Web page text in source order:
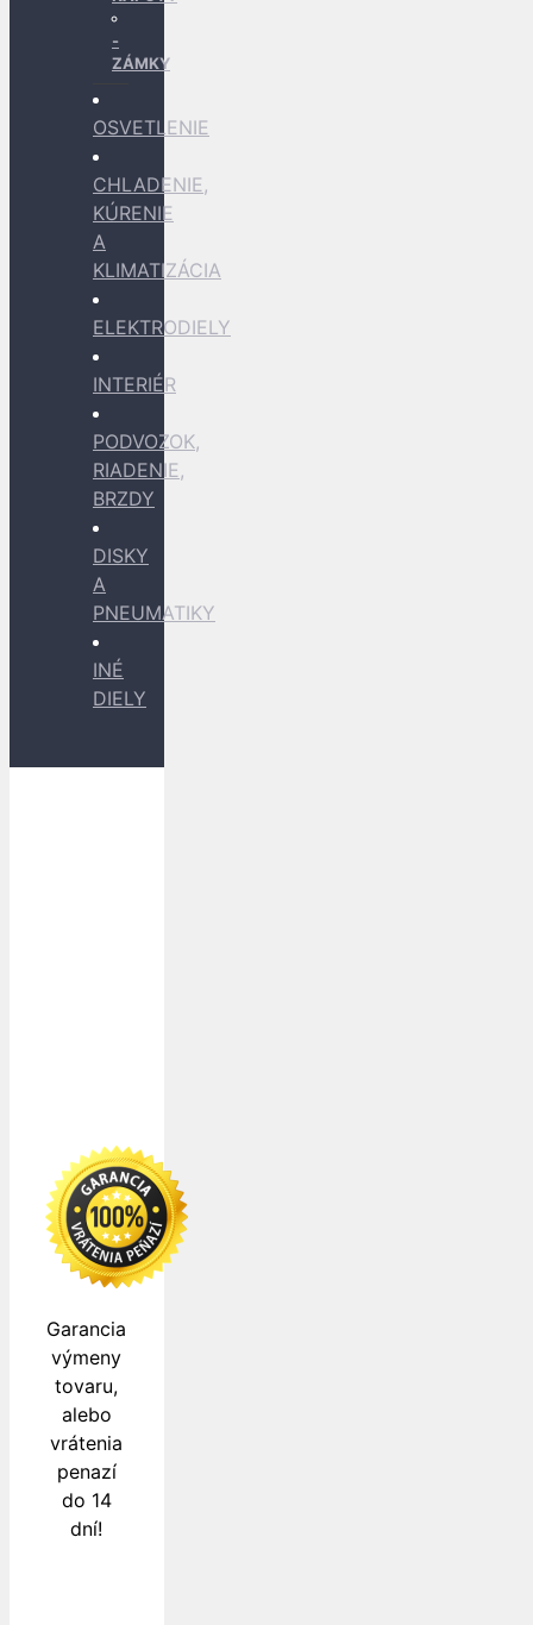
ZÁMKY
OSVETLENIE
CHLADENIE,
KÚRENIE
A
KLIMATIZÁCIA
ELEKTRODIELY
INTERIÉR
PODVOZOK,
RIADENIE,
BRZDY
DISKY
A
PNEUMATIKY
INÉ
DIELY
Garancia
výmeny
tovaru,
alebo
vrátenia
penazí
do 14
dní!